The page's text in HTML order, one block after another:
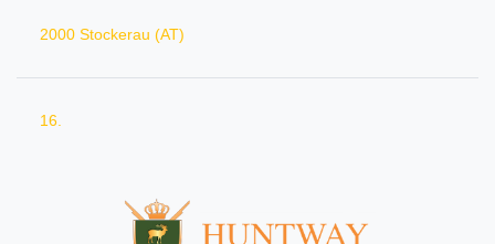
2000 Stockerau (AT)
16.